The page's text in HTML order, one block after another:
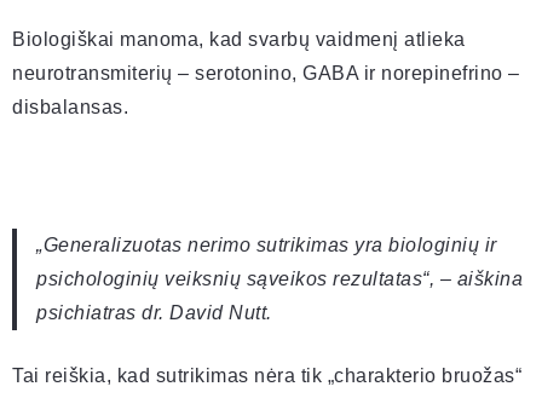
Biologiškai manoma, kad svarbų vaidmenį atlieka
neurotransmiterių – serotonino, GABA ir norepinefrino –
disbalansas.
„Generalizuotas nerimo sutrikimas yra biologinių ir
psichologinių veiksnių sąveikos rezultatas“, – aiškina
psichiatras dr. David Nutt.
Tai reiškia, kad sutrikimas nėra tik „charakterio bruožas“